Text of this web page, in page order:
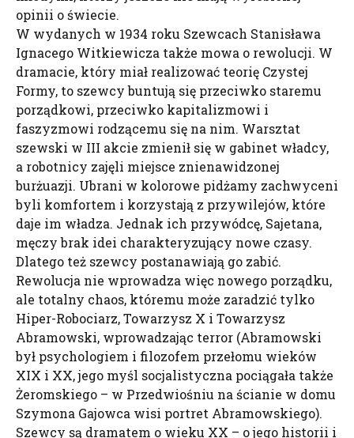
opinii o świecie.
W wydanych w 1934 roku Szewcach Stanisława
Ignacego Witkiewicza także mowa o rewolucji. W
dramacie, który miał realizować teorię Czystej
Formy, to szewcy buntują się przeciwko staremu
porządkowi, przeciwko kapitalizmowi i
faszyzmowi rodzącemu się na nim. Warsztat
szewski w III akcie zmienił się w gabinet władcy,
a robotnicy zajęli miejsce znienawidzonej
burżuazji. Ubrani w kolorowe pidżamy zachwyceni
byli komfortem i korzystają z przywilejów, które
daje im władza. Jednak ich przywódcę, Sajetana,
męczy brak idei charakteryzujący nowe czasy.
Dlatego też szewcy postanawiają go zabić.
Rewolucja nie wprowadza więc nowego porządku,
ale totalny chaos, któremu może zaradzić tylko
Hiper-Robociarz, Towarzysz X i Towarzysz
Abramowski, wprowadzając terror (Abramowski
był psychologiem i filozofem przełomu wieków
XIX i XX, jego myśl socjalistyczna pociągała także
Żeromskiego – w Przedwiośniu na ścianie w domu
Szymona Gajowca wisi portret Abramowskiego).
Szewcy są dramatem o wieku XX – o jego historii i